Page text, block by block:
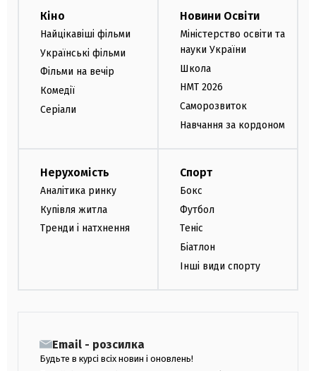
Кіно
Найцікавіші фільми
Українські фільми
Фільми на вечір
Комедії
Серіали
Новини Освіти
Міністерство освіти та
науки України
Школа
НМТ 2026
Саморозвиток
Навчання за кордоном
Нерухомість
Аналітика ринку
Купівля житла
Тренди і натхнення
Спорт
Бокс
Футбол
Теніс
Біатлон
Інші види спорту
Email - розсилка
Будьте в курсі всіх новин і оновлень!